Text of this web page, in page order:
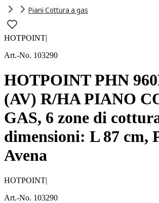
Piani Cottura a gas
HOTPOINT|
Art.-No. 103290
HOTPOINT PHN
(AV) R/HA PIANO
GAS, 6 zone di
dimensioni: L 87 cm,
Avena
HOTPOINT|
Art.-No. 103290